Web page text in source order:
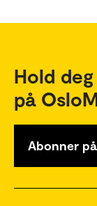
Hold
på
Abonner